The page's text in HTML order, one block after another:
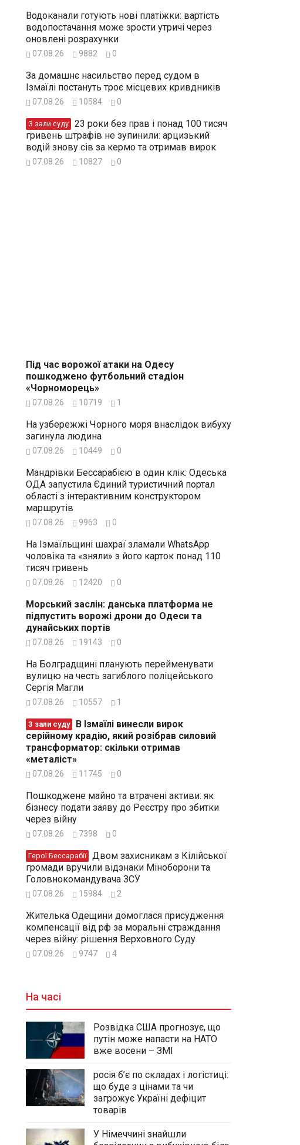
Водоканали готують нові платіжки: вартість
водопостачання може зрости утричі через
оновлені розрахунки
07.08.26 9882 0
За домашнє насильство перед судом в
Ізмаїлі постануть троє місцевих кривдників
07.08.26 10584 0
З зали суду
гривень штрафів не зупинили: арцизький
водій знову сів за кермо та отримав вирок
07.08.26 10827 0
Під час ворожої атаки на Одесу
пошкоджено футбольний стадіон
«Чорноморець»
07.08.26 10719 1
На узбережжі Чорного моря внаслідок вибуху
загинула людина
07.08.26 10449 0
Мандрівки Бессарабією в один клік: Одеська
ОДА запустила Єдиний туристичний портал
області з інтерактивним конструктором
маршрутів
07.08.26 9963 0
На Ізмаїльщині шахраї зламали WhatsApp
чоловіка та «зняли» з його карток понад 110
тисяч гривень
07.08.26 12420 0
Морський заслін: данська платформа не
підпустить ворожі дрони до Одеси та
дунайських портів
07.08.26 19143 0
На Болградщині планують перейменувати
вулицю на честь загиблого поліцейського
Сергія Магли
07.08.26 10557 1
З зали суду
серійному крадію, який розібрав силовий
трансформатор: скільки отримав
«металіст»
07.08.26 11745 0
Пошкоджене майно та втрачені активи: як
бізнесу подати заяву до Реєстру про збитки
через війну
07.08.26 7398 0
Герої Бессарабії
громади вручили відзнаки Міноборони та
Головнокомандувача ЗСУ
07.08.26 15984 2
Жителька Одещини домоглася присудження
компенсації від рф за моральні страждання
через війну: рішення Верховного Суду
07.08.26 9747 4
На часі
Розвідка США прогнозує, що
путін може напасти на НАТО
вже восени – ЗМІ
росія б’є по складах і логістиці:
що буде з цінами та чи
загрожує Україні дефіцит
товарів
У Німеччині знайшли